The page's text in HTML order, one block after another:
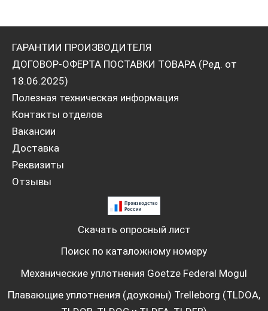
ГАРАНТИИ ПРОИЗВОДИТЕЛЯ
ДОГОВОР-ОФЕРТА ПОСТАВКИ ТОВАРА (Ред. от
18.06.2025)
Полезная техническая информация
Контакты отделов
Вакансии
Доставка
Реквизиты
Отзывы
Скачать опросный лист
Поиск по каталожному номеру
Механические уплотнения Goetze Federal Mogul
Плавающие уплотнения (доуконы) Trelleborg (TLDOA,